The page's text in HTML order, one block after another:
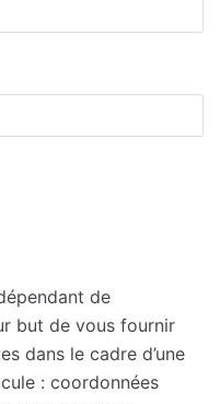
de
but de vous fournir
dans le cadre d’une
: coordonnées